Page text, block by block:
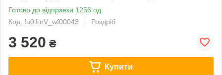
Готово до відправки 1256 од.
Код: fo01inV_wf00043
Роздріб
3 520 ₴
Купити